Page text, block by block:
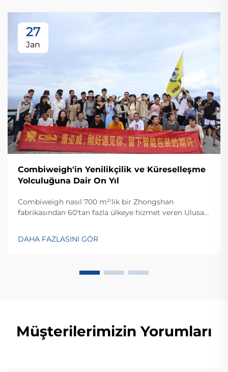
27
Jan
Combiweigh'in Yenilikçilik ve Küreselleşme
Yolculuğuna Dair On Yıl
Combiweigh nasıl 700 m²'lik bir Zhongshan
fabrikasından 60'tan fazla ülkeye hizmet veren Ulusal
çözümlerini keşfedin—bugün küresel OEM/ODM
danışmanlığı talep edin.
DAHA FAZLASINI GÖR
Müşterilerimizin Yorumları